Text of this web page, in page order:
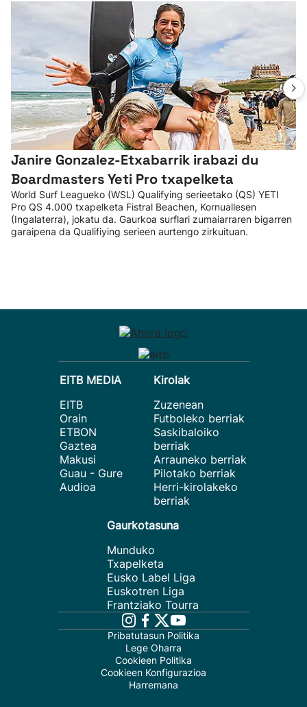
Janire Gonzalez-Etxabarrik irabazi du
Boardmasters Yeti Pro txapelketa
World Surf Leagueko (WSL) Qualifying serieetako (QS) YETI
Pro QS 4.000 txapelketa Fistral Beachen, Kornuallesen
(Ingalaterra), jokatu da. Gaurkoa surflari zumaiarraren bigarren
garaipena da Qualifiying serieen aurtengo zirkuituan.
EITB MEDIA
EITB
Orain
ETBON
Gaztea
Makusi
Guau - Gure
Audioa
Kirolak
Zuzenean
Futboleko berriak
Saskibaloiko
berriak
Arrauneko berriak
Pilotako berriak
Herri-kirolakeko
berriak
Gaurkotasuna
Munduko
Txapelketa
Eusko Label Liga
Euskotren Liga
Frantziako Tourra
Pribatutasun Politika
Lege Oharra
Cookieen Politika
Cookieen Konfigurazioa
Harremana